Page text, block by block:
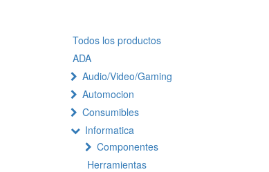
Todos los productos
ADA
Audio/Video/Gaming
Automocion
Consumibles
Informatica
Componentes
Herramientas